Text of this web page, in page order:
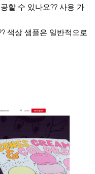
할 수 있나요?? 사용 가
색상 샘플은 일반적으로